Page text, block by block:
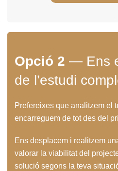
Opció 2 — Ens
de l’estudi
Prefereixes que analitzem el
encarreguem de tot des del
Ens desplacem i realitzem
valorar la viabilitat del
solució segons la teva